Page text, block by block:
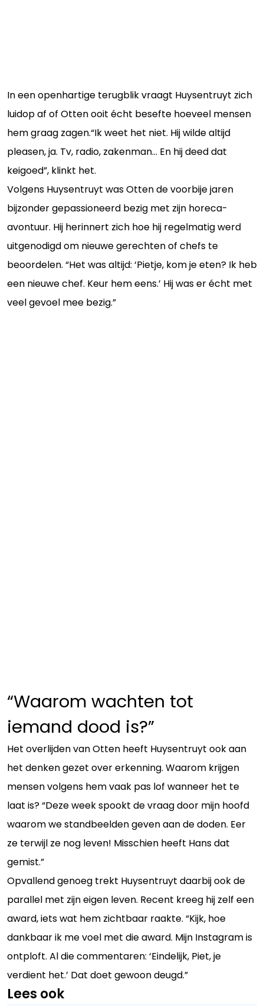
In een openhartige terugblik vraagt Huysentruyt zich
luidop af of Otten ooit écht besefte hoeveel mensen
hem graag zagen.“Ik weet het niet. Hij wilde altijd
pleasen, ja. Tv, radio, zakenman… En hij deed dat
keigoed”, klinkt het.
Volgens Huysentruyt was Otten de voorbije jaren
bijzonder gepassioneerd bezig met zijn horeca-
avontuur. Hij herinnert zich hoe hij regelmatig werd
uitgenodigd om nieuwe gerechten of chefs te
beoordelen. “Het was altijd: ‘Pietje, kom je eten? Ik heb
een nieuwe chef. Keur hem eens.’ Hij was er écht met
veel gevoel mee bezig.”
“Waarom wachten tot
iemand dood is?”
Het overlijden van Otten heeft Huysentruyt ook aan
het denken gezet over erkenning. Waarom krijgen
mensen volgens hem vaak pas lof wanneer het te
laat is? “Deze week spookt de vraag door mijn hoofd
waarom we standbeelden geven aan de doden. Eer
ze terwijl ze nog leven! Misschien heeft Hans dat
gemist.”
Opvallend genoeg trekt Huysentruyt daarbij ook de
parallel met zijn eigen leven. Recent kreeg hij zelf een
award, iets wat hem zichtbaar raakte. “Kijk, hoe
dankbaar ik me voel met die award. Mijn Instagram is
ontploft. Al die commentaren: ‘Eindelijk, Piet, je
verdient het.’ Dat doet gewoon deugd.”
Lees ook